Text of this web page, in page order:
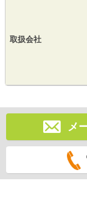
取扱会社
メ